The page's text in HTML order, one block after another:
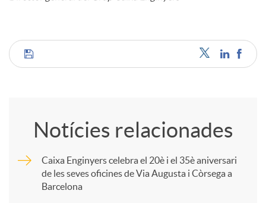
C
Notícies relacionades
Caixa Enginyers celebra el 20è i el 35è aniversari
de les seves oficines de Via Augusta i Còrsega a
Barcelona